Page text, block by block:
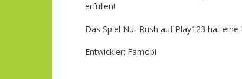
erfüllen!
Das Spiel Nut Rush auf Play123 hat
Entwickler: Famobi